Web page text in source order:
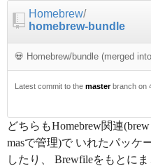
Homebrew/
homebrew-bundle
💀 Homebrew/bundle (merged
Latest commit to the masterbranch on
どちらもHomebrew関連
masで管理)で いれたパッケ
したり、 Brewfileをもとに